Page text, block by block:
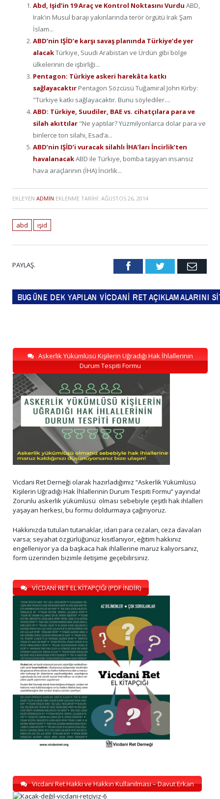
Abd, Işid’in 19 Araç ve Kontrol Noktasını Vurdu ABD,
Irak’ın Musul barajı yakınlarında terör örgütü Irak Şam
İslam...
ABD’nin IŞİD’e karşı savaş planında Türkiye’de yer
alacakTürkiye, Suudi Arabistan ve Ürdün gibi bölge
ülkelerinin de işbirliği...
Pentagon: Türkiye askeri harekâta katkı
sağlayacaktır Pentagon Sözcüsü Tuğamiral John Kirby:
"Türkiye katkı sağlayacaktır. Bunu söylediler....
ABD: Türkiye, Suudiler, BAE vs. cihatçılara para ve
silah akıttılar "Ne yaptılar? Yüzmilyonlarca dolar para ve
binlerce ton silahı, Esad’a...
ABD’nin IŞİD’i vuracak silahlı İHA’ları İncirlik’ten
havalanacakABD ile Türkiye, bomba taşıyan insansız
hava araçlarının (İHA) İncirlik...
EKLEYEN ADMIN EKLENME TARIHI: AĞUSTOS 26, 2014
abd ışid
PAYLAŞ. FacebookTwitter Email
Askerlik Yükümlüsü Kişilerin Uğradığı Hak İhlallerinin
Durum Tespiti Formu
Vicdani Ret Derneği olarak hazırladığımız “Askerlik Yükümlüsü
Kişilerin Uğradığı Hak İhlallerinin Durum Tespiti Formu” yayında!
Zorunlu askerlik yükümlüsü olması sebebiyle çeşitli hak ihlalleri
yaşayan herkesi, bu formu doldurmaya çağırıyoruz.
Hakkınızda tutulan tutanaklar, idari para cezaları, ceza davaları
varsa; seyahat özgürlüğünüz kısıtlanıyor, eğitim hakkınız
engelleniyor ya da başkaca hak ihlallerine maruz kalıyorsanız,
form üzerinden bizimle iletişime geçebilirsiniz.
VİCDANİ RET EL KİTAPÇIĞI (PDF İNDİR)
Vicdani Ret Hakkı ve Hakkın Kullanılması – Davut Erkan